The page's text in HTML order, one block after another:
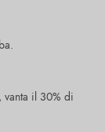
il 30% di